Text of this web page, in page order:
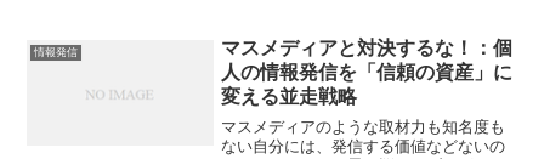
ーや個人発信者が、“数字の呪縛”に囚われ
ています。PV、登...
情報発信
マスメディアと対決するな！：個
人の情報発信を「信頼の資産」に
変える並走戦略
マスメディアのような取材力も知名度も
ない自分には、発信する価値などないの